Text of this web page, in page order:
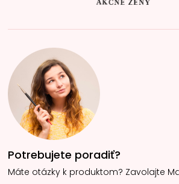
Potrebujete poradiť?
Máte otázky k produktom? Zavolajte